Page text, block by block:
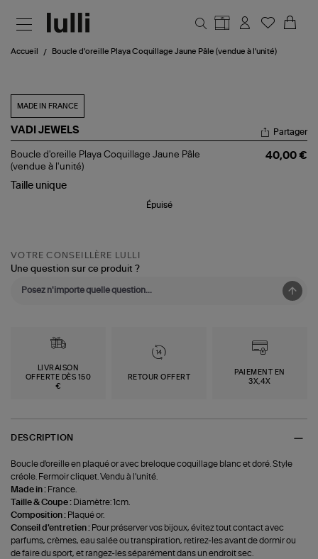
Accueil Boucle d'oreille Playa Coquillage Jaune Pâle (vendue à l'unité)
MADE IN FRANCE
VADI JEWELS
Boucle
d'oreille
Coquillage
Partager
Boucle d'oreille Playa Coquillage Jaune Pâle
(vendue à l'unité)
40,00 €
Taille unique
Épuisé
VOTRE CONSEILLÈRE LULLI
Une question sur ce produit ?
LIVRAISON
OFFERTE DÈS 150
€
RETOUR OFFERT
PAIEMENT EN
3X,4X
DESCRIPTION
Boucle d'oreille en plaqué or avec breloque coquillage blanc et doré. Style
créole. Fermoir cliquet. Vendu à l'unité.
Made in : France.
Taille & Coupe : Diamètre: 1cm.
Composition : Plaqué or.
Conseil d'entretien : Pour préserver vos bijoux, évitez tout contact avec
parfums, crèmes, eau salée ou transpiration, retirez-les avant de dormir ou
de faire du sport, et rangez-les séparément dans un endroit sec.